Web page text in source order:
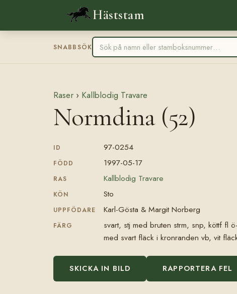
Häststam
SNABBSÖK
Raser › Kallblodig Travare
Normdina (52)
ID 97-0254
FÖDD 1997-05-17
RAS Kallblodig Travare
KÖN Sto
UPPFÖDARE Karl-Gösta & Margit Norberg
FÄRG
svart, stj med bruten strm, snp, köttf fl
med svart fläck i kronranden vb, vit
SKICKA IN BILD RAPPORTERA FEL